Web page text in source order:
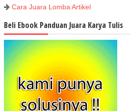
Cara Juara Lomba Artikel
Beli Ebook Panduan Juara Karya Tulis